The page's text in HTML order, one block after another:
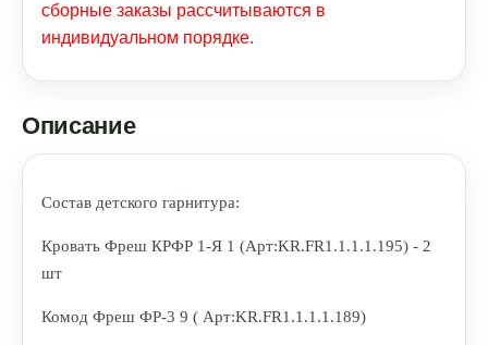
сборные заказы рассчитываются в
индивидуальном порядке.
Описание
Состав детского гарнитура:
Кровать Фреш КРФР 1-Я 1 (Арт:KR.FR1.1.1.1.195) - 2
шт
Комод Фреш ФР-3 9 ( Арт:KR.FR1.1.1.1.189)